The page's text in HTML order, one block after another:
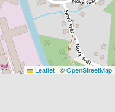
Leaflet | ©OpenStreetMap